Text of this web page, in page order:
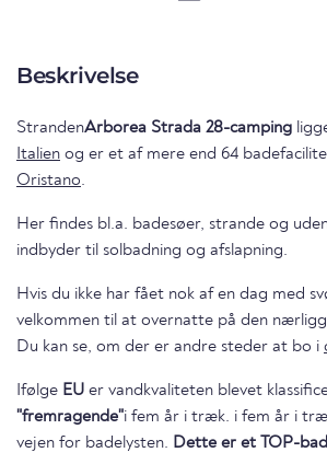
Beskrivelse
StrandenArborea Strada 28-camping
Italien og er et af mere end 64
Oristano.
Her findes bl.a. badesøer, strande og
indbyder til solbadning og afslapning.
Hvis du ikke har fået nok af en dag med
velkommen til at overnatte på den
Du kan se, om der er andre steder at bo i
Ifølge EU er vandkvaliteten blevet
"fremragende"i fem år i træk. i fem år i træk. Så intet står i
vejen for badelysten. Dette er et TOP-